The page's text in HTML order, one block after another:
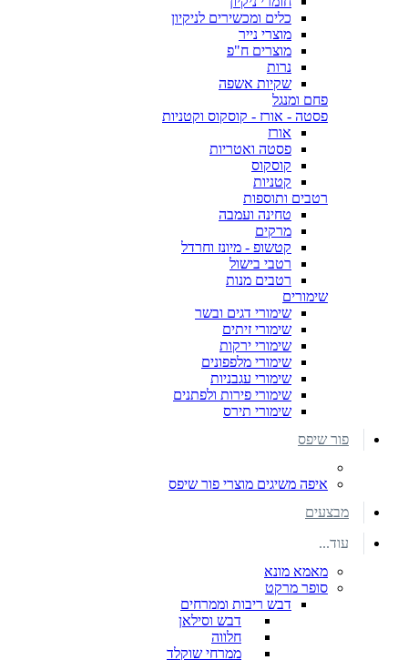
כלים ומכשירים לניקיון
מוצרי נייר
מוצרים ח"פ
נרות
שקיות אשפה
פחם ומנגל
פסטה - אורז - קוסקוס וקטניות
אורז
פסטה ואטריות
קוסקוס
קטניות
רטבים ותוספות
טחינה ועמבה
מרקים
קטשופ - מיונז וחרדל
רטבי בישול
רטבים מנות
שימורים
שימורי דגים ובשר
שימורי זיתים
שימורי ירקות
שימורי מלפפונים
שימורי עגבניות
שימורי פירות ולפתנים
שימורי תירס
פור שיפס
איפה משיגים מוצרי פור שיפס
מבצעים
עוד...
מאמא מונא
סופר מרקט
דבש ריבות וממרחים
דבש וסילאן
חלווה
ממרחי שוקלד